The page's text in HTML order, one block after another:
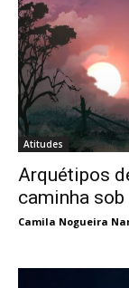
Atitudes
Arquétipos
caminha
Camila Nogueira